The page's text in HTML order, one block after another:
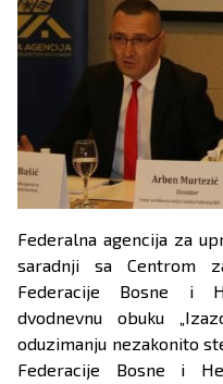
dovodeći to u kontekst
u BiH, te su izrazili
saradnju koja će
uzimajući u obzir
koordinacije aktivnosti
štetnosti korupcije.
Federalna agencija za
saradnji sa Centrom
Federacije Bosne i
dvodnevnu obuku
oduzimanju nezakonito
Federacije Bosne i